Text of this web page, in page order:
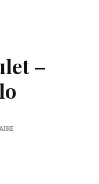
–
SUR